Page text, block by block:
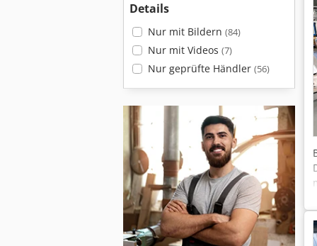
Details
Nur mit Bildern (84)
Nur mit Videos (7)
Nur geprüfte Händler (56)